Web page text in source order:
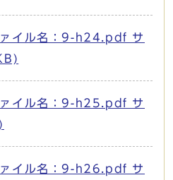
イル名：9-h24.pdf サ
イル名：9-h25.pdf サ
イル名：9-h26.pdf サ